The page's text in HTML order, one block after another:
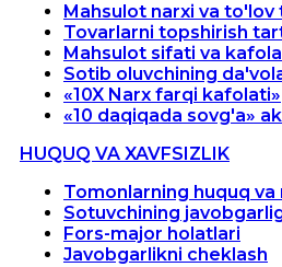
Mahsulot narxi va to'lov
Tovarlarni topshirish
Mahsulot sifati va
Sotib oluvchining
«10X Narx farqi kafolati»
«10 daqiqada sovg'a»
HUQUQ VA XAVFSIZLIK
Tomonlarning huquq
Sotuvchining
Fors-major holatlari
Javobgarlikni cheklash